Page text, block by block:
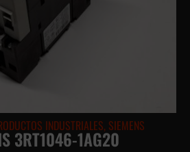
INDUSTRIALES, SIEMENS
3RT1046-1AG20